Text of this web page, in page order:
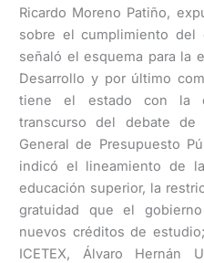
Ricardo Moreno Patiño,
sobre el cumplimiento del
señaló el esquema para la
Desarrollo y por último
tiene el estado con la
transcurso del debate
General de Presupuesto
indicó el lineamiento de
educación superior, la
gratuidad que el
nuevos créditos de
ICETEX, Álvaro Hernán